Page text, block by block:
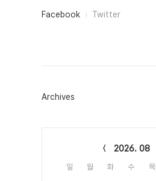
페
그
Facebook Twitter
Archives
2026. 08
일 월 화 수 목